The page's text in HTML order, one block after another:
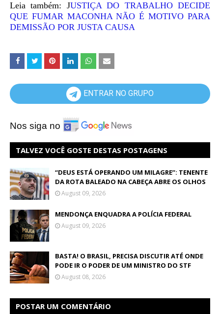
Leia também: JUSTIÇA DO TRABALHO DECIDE
QUE FUMAR MACONHA NÃO É MOTIVO PARA
DEMISSÃO POR JUSTA CAUSA
ENTRAR NO GRUPO
Nos siga no
TALVEZ VOCÊ GOSTE DESTAS POSTAGENS
“DEUS ESTÁ OPERANDO UM MILAGRE”: TENENTE
DA ROTA BALEADO NA CABEÇA ABRE OS OLHOS
August 09, 2026
MENDONÇA ENQUADRA A POLÍCIA FEDERAL
August 09, 2026
BASTA! O BRASIL, PRECISA DISCUTIR ATÉ ONDE
PODE IR O PODER DE UM MINISTRO DO STF
August 08, 2026
POSTAR UM COMENTÁRIO